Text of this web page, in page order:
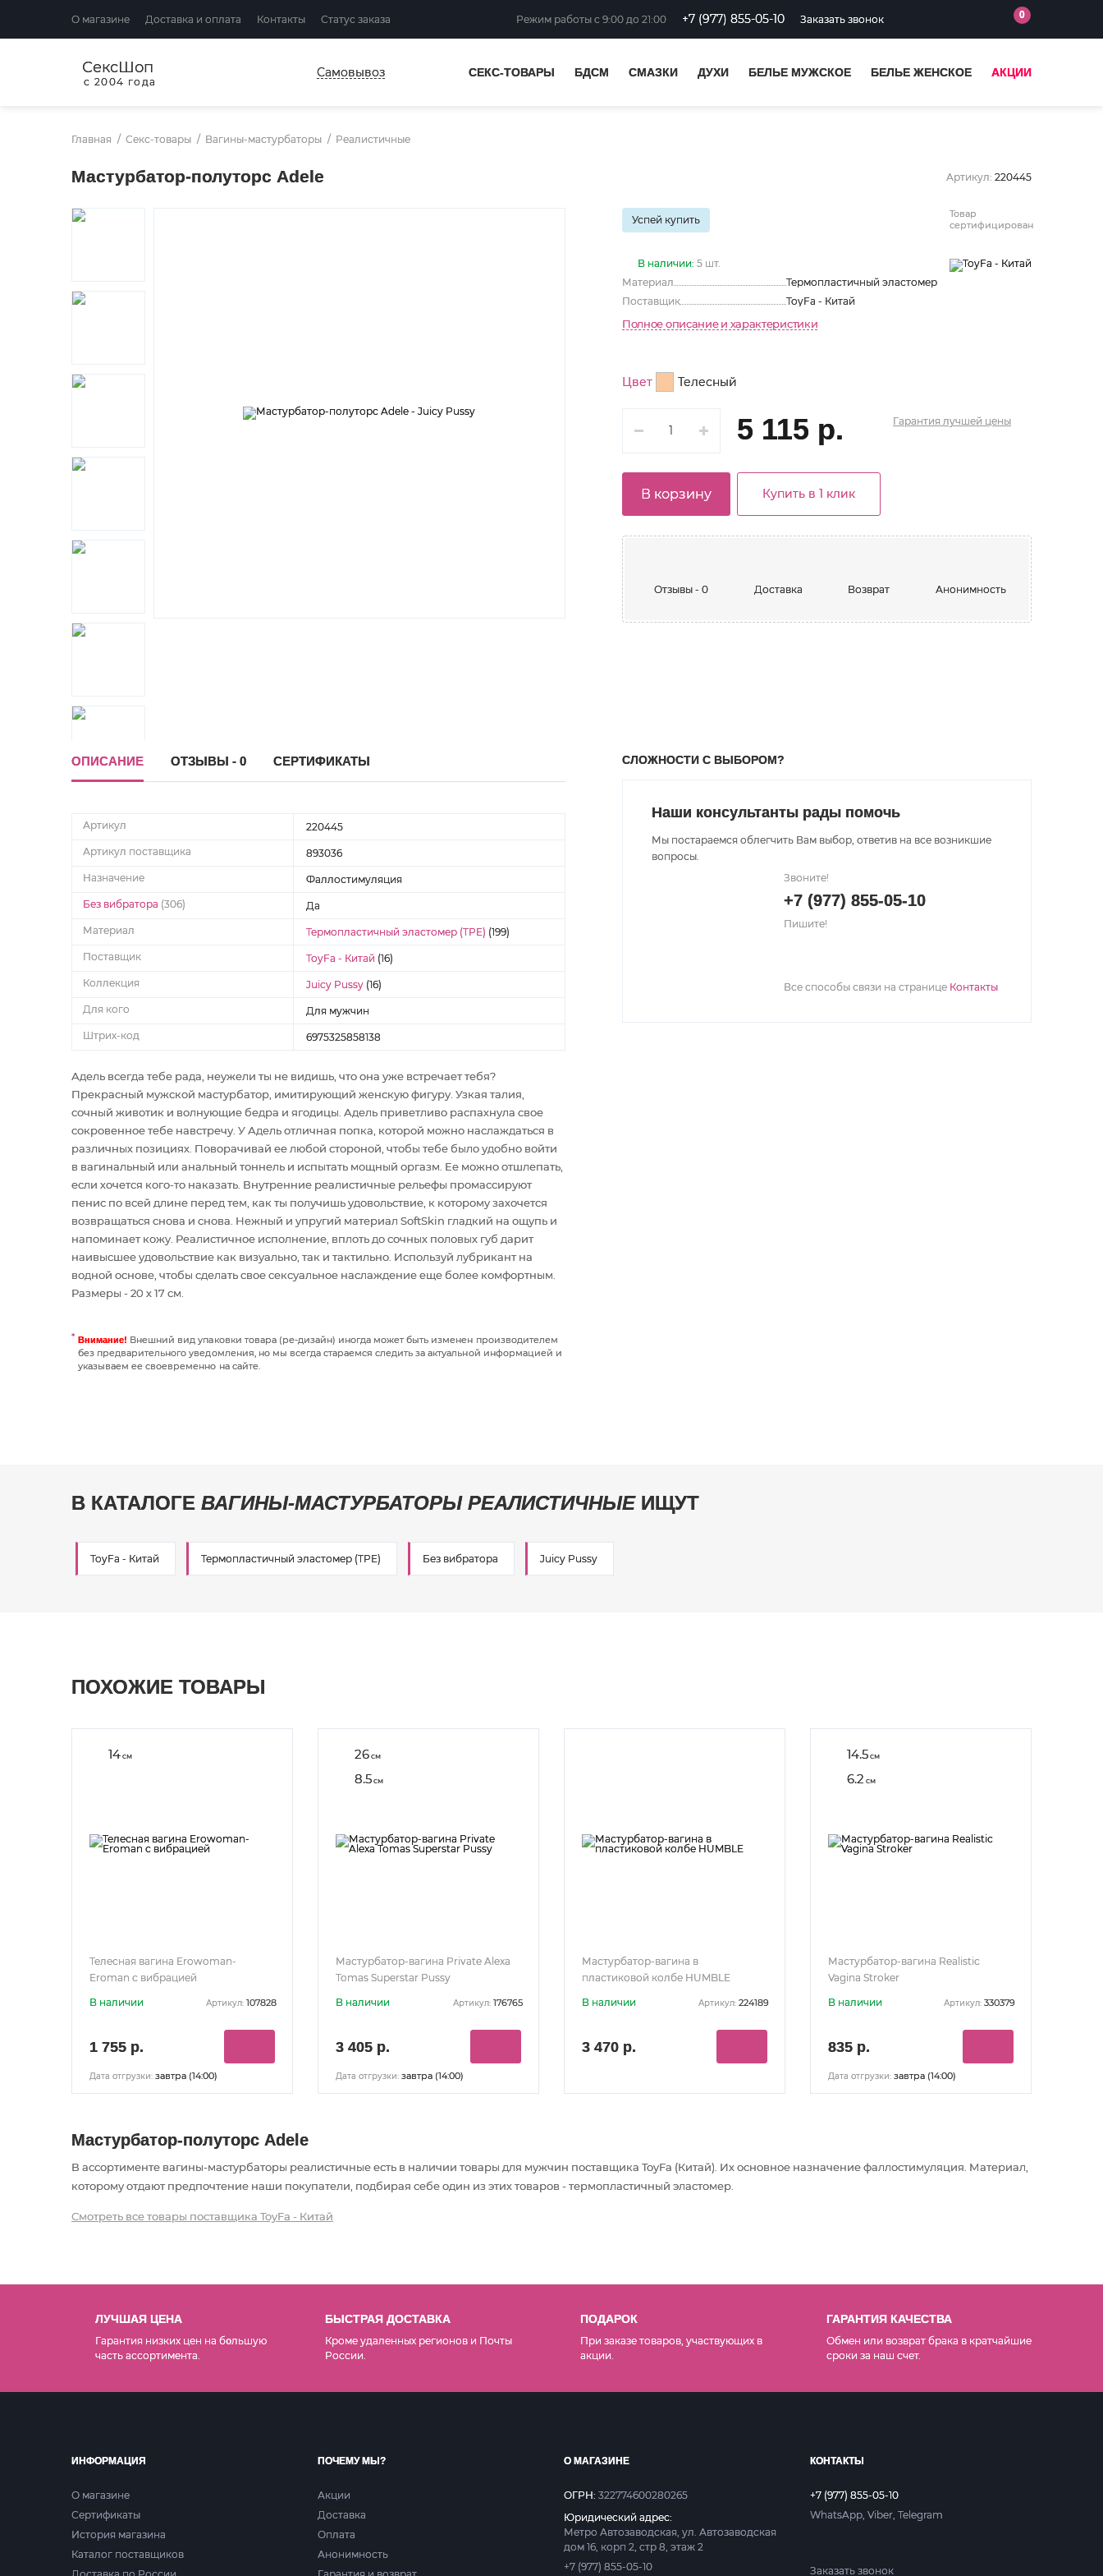
О магазине Доставка и оплата Контакты Статус заказа Режим работы с 9:00 до 21:00 +7 (977) 855-05-10 Заказать звонок 0
СексШоп
с 2004 года
Самовывоз СЕКС-ТОВАРЫ БДСМ СМАЗКИ ДУХИ БЕЛЬЕ МУЖСКОЕ БЕЛЬЕ ЖЕНСКОЕ АКЦИИ
Главная Секс-товары Вагины-мастурбаторы Реалистичные
Мастурбатор-полуторс Adele Артикул: 220445
Успей купить
В наличии: 5 шт.
Товар
сертифицирован
Материал
Термопластичный эластомер
Поставщик
ToyFa - Китай
Полное описание и характеристики
Цвет Телесный
Гарантия лучшей цены
5 115 р.
В корзину Купить в 1 клик
Отзывы - 0 Доставка Возврат Анонимность
ОПИСАНИЕ ОТЗЫВЫ - 0 СЕРТИФИКАТЫ
Артикул
220445
Артикул поставщика
893036
Назначение
Фаллостимуляция
Без вибратора (306)
Да
Материал
Термопластичный эластомер (TPE) (199)
Поставщик
ToyFa - Китай (16)
Коллекция
Juicy Pussy (16)
Для кого
Для мужчин
Штрих-код
6975325858138
Адель всегда тебе рада, неужели ты не видишь, что она уже встречает тебя?
Прекрасный мужской мастурбатор, имитирующий женскую фигуру. Узкая талия,
сочный животик и волнующие бедра и ягодицы. Адель приветливо распахнула свое
сокровенное тебе навстречу. У Адель отличная попка, которой можно наслаждаться в
различных позициях. Поворачивай ее любой стороной, чтобы тебе было удобно войти
в вагинальный или анальный тоннель и испытать мощный оргазм. Ее можно отшлепать,
если хочется кого-то наказать. Внутренние реалистичные рельефы промассируют
пенис по всей длине перед тем, как ты получишь удовольствие, к которому захочется
возвращаться снова и снова. Нежный и упругий материал SoftSkin гладкий на ощупь и
напоминает кожу. Реалистичное исполнение, вплоть до сочных половых губ дарит
наивысшее удовольствие как визуально, так и тактильно. Используй лубрикант на
водной основе, чтобы сделать свое сексуальное наслаждение еще более комфортным.
Размеры - 20 х 17 см.
Внимание! Внешний вид упаковки товара (ре-дизайн) иногда может быть изменен производителем
без предварительного уведомления, но мы всегда стараемся следить за актуальной информацией и
указываем ее своевременно на сайте.
СЛОЖНОСТИ С ВЫБОРОМ?
Наши консультанты рады помочь
Мы постараемся облегчить Вам выбор, ответив на все возникшие
вопросы.
Звоните!
+7 (977) 855-05-10
Пишите!
Все способы связи на странице Контакты
В КАТАЛОГЕ ВАГИНЫ-МАСТУРБАТОРЫ РЕАЛИСТИЧНЫЕИЩУТ
ToyFa - Китай Термопластичный эластомер (TPE) Без вибратора Juicy Pussy
ПОХОЖИЕ ТОВАРЫ
14см
Телесная вагина Erowoman-
Eroman с вибрацией
В наличии
Артикул: 107828
1 755 р.
Дата отгрузки: завтра (14:00)
26см
8.5см
Мастурбатор-вагина Private Alexa
Tomas Superstar Pussy
В наличии
Артикул: 176765
3 405 р.
Дата отгрузки: завтра (14:00)
Мастурбатор-вагина в
пластиковой колбе HUMBLE
В наличии
Артикул: 224189
3 470 р.
14.5см
6.2 см
Мастурбатор-вагина Realistic
Vagina Stroker
В наличии
Артикул: 330379
835 р.
Дата отгрузки: завтра (14:00)
Мастурбатор-полуторс Adele
В ассортименте вагины-мастурбаторы реалистичные есть в наличии товары для мужчин поставщика ToyFa (Китай). Их основное назначение фаллостимуляция . Материал,
которому отдают предпочтение наши покупатели, подбирая себе один из этих товаров - термопластичный эластомер.
Смотреть все товары поставщика ToyFa - Китай
ЛУЧШАЯ ЦЕНА
Гарантия низких цен на большую
часть ассортимента.
БЫСТРАЯ ДОСТАВКА
Кроме удаленных регионов и Почты
России.
ПОДАРОК
При заказе товаров, участвующих в
акции.
ГАРАНТИЯ КАЧЕСТВА
Обмен или возврат брака в кратчайшие
сроки за наш счет.
ИНФОРМАЦИЯ
О магазине
Сертификаты
История магазина
Каталог поставщиков
ПОЧЕМУ МЫ?
Акции
Доставка
Оплата
Анонимность
О МАГАЗИНЕ
ОГРН: 322774600280265
Юридический адрес:
Метро Автозаводская, ул. Автозаводская
дом 16, корп 2, стр 8, этаж 2
+7 (977) 855-05-10
КОНТАКТЫ
+7 (977) 855-05-10
WhatsApp, Viber, Telegram
Заказать звонок